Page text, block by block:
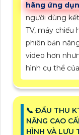
hãng ứng
người dùng
TV, máy chiếu
phiên bản
video hơn
hình cụ thể
📞 ĐẦU THU
NĂNG CAO
HÌNH VÀ LƯU